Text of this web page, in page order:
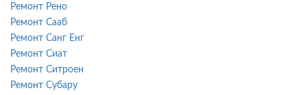
Ремонт Рено
Ремонт Сааб
Ремонт Санг Енг
Ремонт Сиат
Ремонт Ситроен
Ремонт Субару